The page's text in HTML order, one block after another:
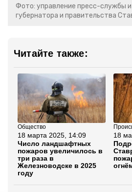
Фото: управление пресс-службы
губернатора и правительства
Читайте также:
Общество
18 марта 2025, 14:09
Число ландшафтных
пожаров увеличилось в
три раза в
Железноводске в 2025
году
18